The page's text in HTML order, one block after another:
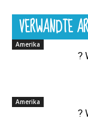
VERWANDTE
Amerika
?
Amerika
?